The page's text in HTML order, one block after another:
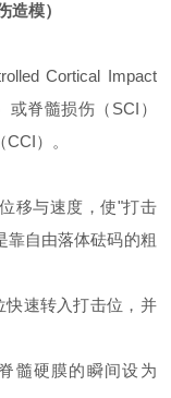
造模）
Cortical Impact
脊髓损伤（SCI）
）。
移与速度，使"打击
靠自由落体砝码的粗
快速转入打击位，并
髓硬膜的瞬间设为